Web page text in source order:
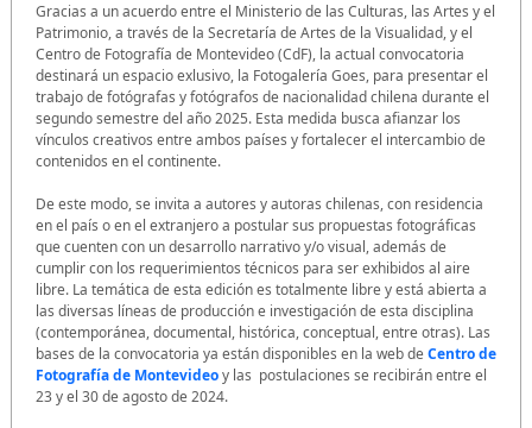
Gracias a un acuerdo entre el Ministerio de las Culturas, las Artes y el
Patrimonio, a través de la Secretaría de Artes de la Visualidad, y el
Centro de Fotografía de Montevideo (CdF), la actual convocatoria
destinará un espacio exlusivo, la Fotogalería Goes, para presentar el
trabajo de fotógrafas y fotógrafos de nacionalidad chilena durante el
segundo semestre del año 2025. Esta medida busca afianzar los
vínculos creativos entre ambos países y fortalecer el intercambio de
contenidos en el continente.
De este modo, se invita a autores y autoras chilenas, con residencia
en el país o en el extranjero a postular sus propuestas fotográficas
que cuenten con un desarrollo narrativo y/o visual, además de
cumplir con los requerimientos técnicos para ser exhibidos al aire
libre. La temática de esta edición es totalmente libre y está abierta a
las diversas líneas de producción e investigación de esta disciplina
(contemporánea, documental, histórica, conceptual, entre otras). Las
bases de la convocatoria ya están disponibles en la web deCentro de
Fotografía de Montevideoy las postulaciones se recibirán entre el
23 y el 30 de agosto de 2024.